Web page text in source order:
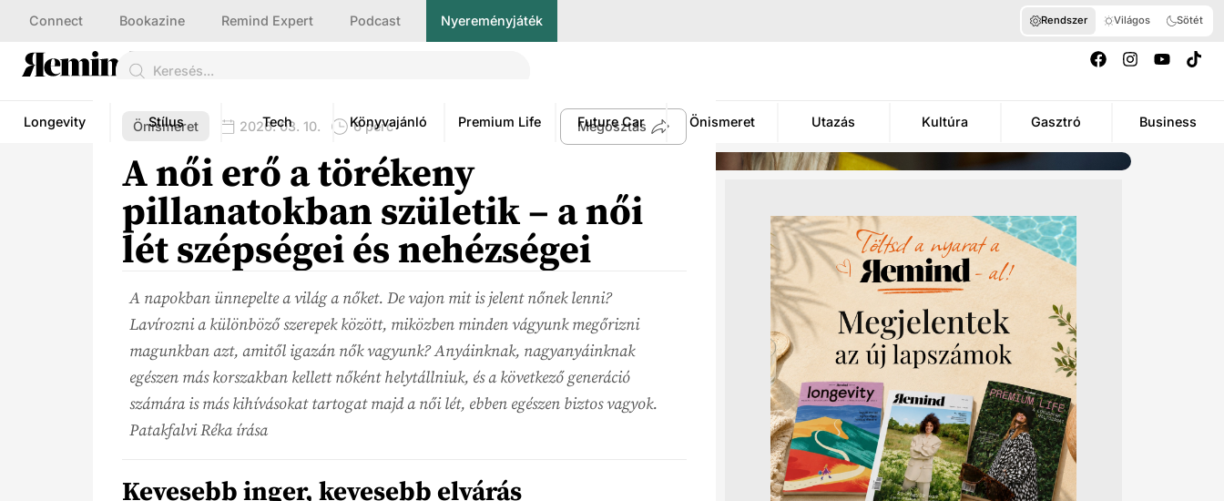
Connect Bookazine Remind Expert Podcast Nyereményjáték Rendszer Világos Sötét
Longevity Stílus Tech Könyvajánló Premium Life Future Car Önismeret Utazás Kultúra Gasztró Business
Önismeret 2026. 03. 10. 6 perc Megosztás
A női erő a törékeny
pillanatokban születik – a női
lét szépségei és nehézségei
A napokban ünnepelte a világ a nőket. De vajon mit is jelent nőnek lenni?
Lavírozni a különböző szerepek között, miközben minden vágyunk megőrizni
magunkban azt, amitől igazán nők vagyunk? Anyáinknak, nagyanyáinknak
egészen más korszakban kellett nőként helytállniuk, és a következő generáció
számára is más kihívásokat tartogat majd a női lét, ebben egészen biztos vagyok.
Patakfalvi Réka írása
Kevesebb inger, kevesebb elvárás